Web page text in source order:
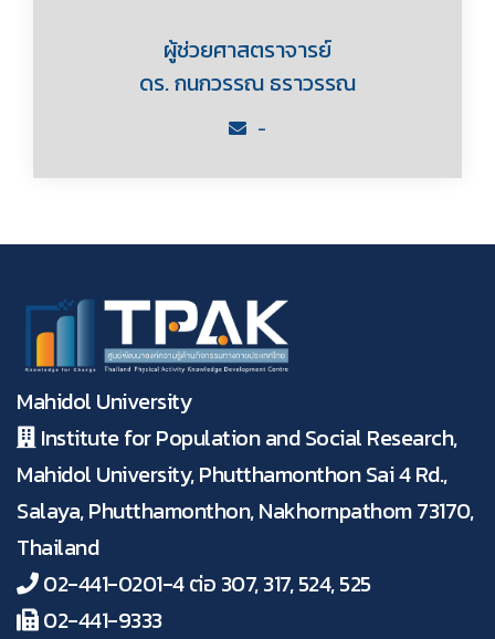
ผู้ช่วยศาสตราจารย์
ดร. กนกวรรณ ธราวรรณ
-
Mahidol University
Institute for Population and Social Research,
Mahidol University, Phutthamonthon Sai 4 Rd.,
Salaya, Phutthamonthon, Nakhornpathom 73170,
Thailand
02-441-0201-4 ต่อ 307, 317, 524, 525
02-441-9333